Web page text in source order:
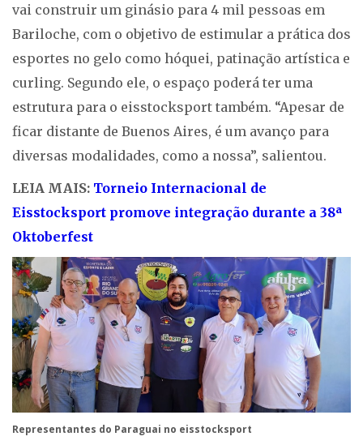
vai construir um ginásio para 4 mil pessoas em
Bariloche, com o objetivo de estimular a prática dos
esportes no gelo como hóquei, patinação artística e
curling. Segundo ele, o espaço poderá ter uma
estrutura para o eisstocksport também. “Apesar de
ficar distante de Buenos Aires, é um avanço para
diversas modalidades, como a nossa”, salientou.
LEIA MAIS: Torneio Internacional de
Eisstocksport promove integração durante a 38ª
Oktoberfest
Representantes do Paraguai no eisstocksport